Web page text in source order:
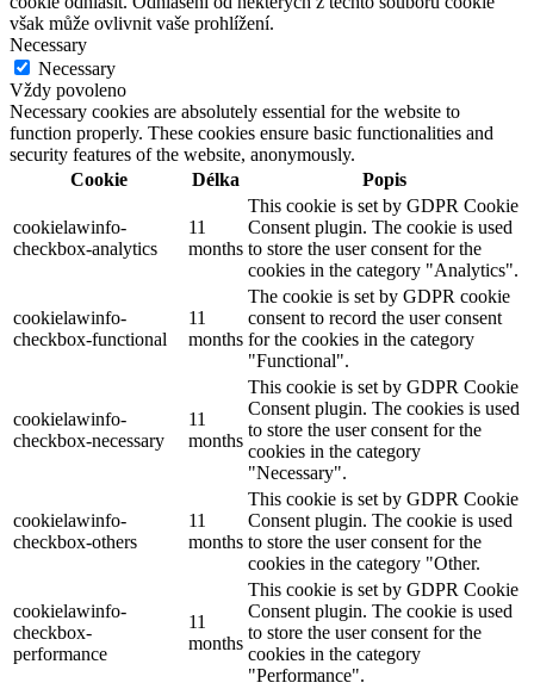
však může ovlivnit vaše prohlížení.
Necessary
Necessary
Vždy povoleno
Necessary cookies are absolutely essential for the website to
function properly. These cookies ensure basic functionalities and
security features of the website, anonymously.
Cookie
Délka Popis
cookielawinfo-
checkbox-analytics
11
months
This cookie is set by GDPR Cookie
Consent plugin. The cookie is used
to store the user consent for the
cookies in the category "Analytics".
cookielawinfo-
checkbox-functional
11
months
The cookie is set by GDPR cookie
consent to record the user consent
for the cookies in the category
"Functional".
cookielawinfo-
checkbox-necessary
11
months
This cookie is set by GDPR Cookie
Consent plugin. The cookies is used
to store the user consent for the
cookies in the category
"Necessary".
cookielawinfo-
checkbox-others
11
months
This cookie is set by GDPR Cookie
Consent plugin. The cookie is used
to store the user consent for the
cookies in the category "Other.
cookielawinfo-
checkbox-
performance
11
months
This cookie is set by GDPR Cookie
Consent plugin. The cookie is used
to store the user consent for the
cookies in the category
"Performance".